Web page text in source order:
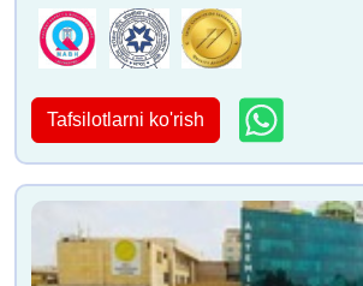
Tafsilotlarni ko'rish